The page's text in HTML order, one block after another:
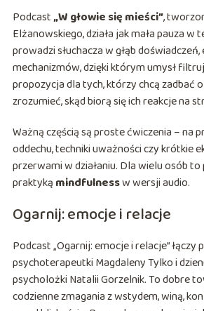
Podcast„W głowie się mieści”,
Elżanowskiego, działa jak mała pauza w
prowadzi słuchacza w głąb doświadczeń,
mechanizmów, dzięki którym umysł
propozycja dla tych, którzy chcą zadbać o
zrozumieć, skąd biorą się ich reakcje na
Ważną częścią są proste ćwiczenia – na
oddechu, techniki uważności czy krótkie
przerwami w działaniu. Dla wielu osób
praktyką mindfulnessw wersji audio.
Ogarnij: emocje i relacje
Podcast „Ogarnij: emocje i relacje” łączy
psychoterapeutki Magdaleny Tylko i
psycholożki Natalii Gorzelnik. To dobre
codzienne zmagania z wstydem, winą,